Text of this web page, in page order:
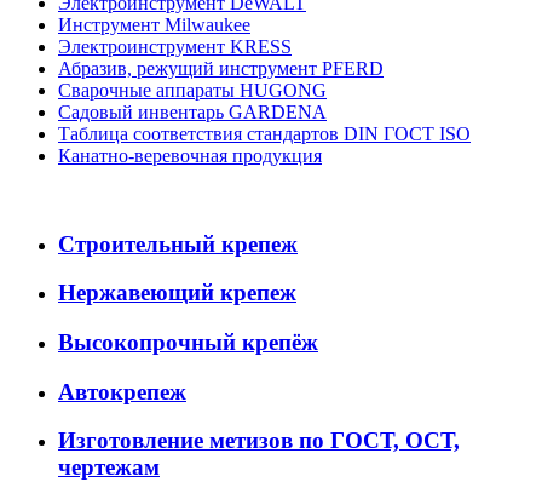
Инструмент Milwaukee
Электроинструмент KRESS
Абразив, режущий инструмент PFERD
Сварочные аппараты HUGONG
Садовый инвентарь GARDENA
Таблица соответствия стандартов DIN ГОСТ ISO
Канатно-веревочная продукция
Строительный крепеж
Нержавеющий крепеж
Высокопрочный крепёж
Автокрепеж
Изготовление метизов по ГОСТ, ОСТ,
чертежам